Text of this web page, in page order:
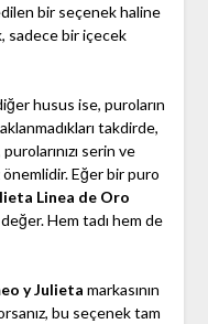
bir seçenek haline
sadece bir içecek
husus ise, puroların
takdirde,
serin ve
Eğer bir puro
Linea de Oro
Hem tadı hem de
y Julieta markasının
bu seçenek tam